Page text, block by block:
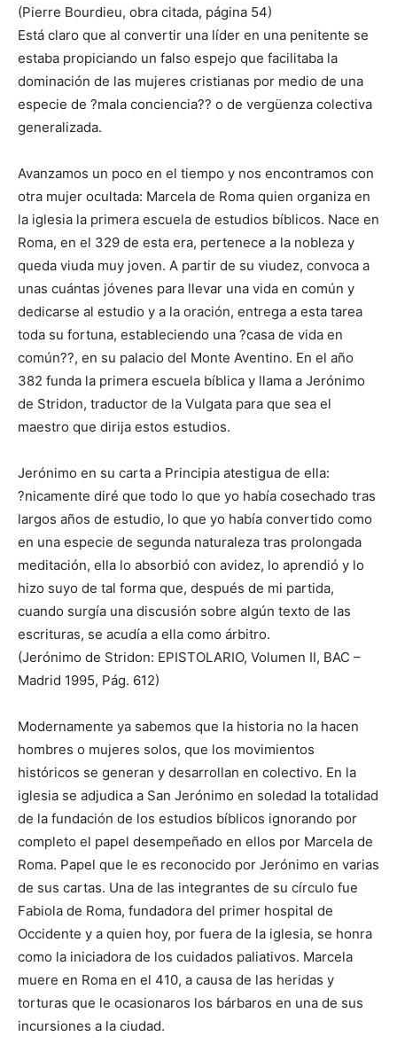
(Pierre Bourdieu, obra citada, página 54)
Está claro que al convertir una líder en una penitente se
estaba propiciando un falso espejo que facilitaba la
dominación de las mujeres cristianas por medio de una
especie de ?mala conciencia?? o de vergüenza colectiva
generalizada.
Avanzamos un poco en el tiempo y nos encontramos con
otra mujer ocultada: Marcela de Roma quien organiza en
la iglesia la primera escuela de estudios bíblicos. Nace en
Roma, en el 329 de esta era, pertenece a la nobleza y
queda viuda muy joven. A partir de su viudez, convoca a
unas cuántas jóvenes para llevar una vida en común y
dedicarse al estudio y a la oración, entrega a esta tarea
toda su fortuna, estableciendo una ?casa de vida en
común??, en su palacio del Monte Aventino. En el año
382 funda la primera escuela bíblica y llama a Jerónimo
de Stridon, traductor de la Vulgata para que sea el
maestro que dirija estos estudios.
Jerónimo en su carta a Principia atestigua de ella:
?nicamente diré que todo lo que yo había cosechado tras
largos años de estudio, lo que yo había convertido como
en una especie de segunda naturaleza tras prolongada
meditación, ella lo absorbió con avidez, lo aprendió y lo
hizo suyo de tal forma que, después de mi partida,
cuando surgía una discusión sobre algún texto de las
escrituras, se acudía a ella como árbitro.
(Jerónimo de Stridon: EPISTOLARIO, Volumen II, BAC –
Madrid 1995, Pág. 612)
Modernamente ya sabemos que la historia no la hacen
hombres o mujeres solos, que los movimientos
históricos se generan y desarrollan en colectivo. En la
iglesia se adjudica a San Jerónimo en soledad la totalidad
de la fundación de los estudios bíblicos ignorando por
completo el papel desempeñado en ellos por Marcela de
Roma. Papel que le es reconocido por Jerónimo en varias
de sus cartas. Una de las integrantes de su círculo fue
Fabiola de Roma, fundadora del primer hospital de
Occidente y a quien hoy, por fuera de la iglesia, se honra
como la iniciadora de los cuidados paliativos. Marcela
muere en Roma en el 410, a causa de las heridas y
torturas que le ocasionaros los bárbaros en una de sus
incursiones a la ciudad.